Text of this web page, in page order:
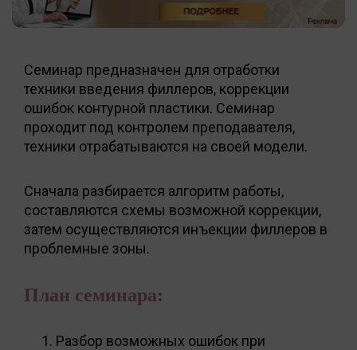
Семинар предназначен для отработки
техники введения филлеров, коррекции
ошибок контурной пластики. Семинар
проходит под контролем преподавателя,
техники отрабатываются на своей модели.
Сначала разбирается алгоритм работы,
составляются схемы возможной коррекции,
затем осуществляются инъекции филлеров в
проблемные зоны.
План семинара:
Разбор возможных ошибок при